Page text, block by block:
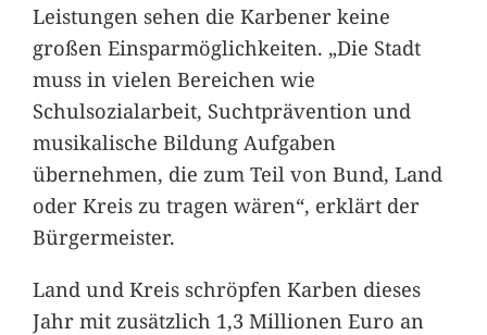
Leistungen sehen die Karbener keine
großen Einsparmöglichkeiten. „Die Stadt
muss in vielen Bereichen wie
Schulsozialarbeit, Suchtprävention und
musikalische Bildung Aufgaben
übernehmen, die zum Teil von Bund, Land
oder Kreis zu tragen wären“, erklärt der
Bürgermeister.
Land und Kreis schröpfen Karben dieses
Jahr mit zusätzlich 1,3 Millionen Euro an